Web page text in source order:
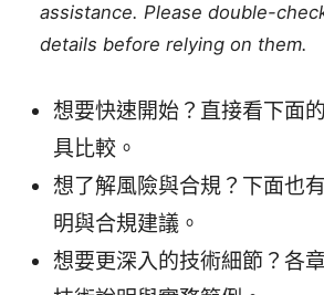
assistance. Please double-
details before relying on them.
想要快速開始？直接看下面
具比較。
想了解風險與合規？下面也
明與合規建議。
想要更深入的技術細節？各